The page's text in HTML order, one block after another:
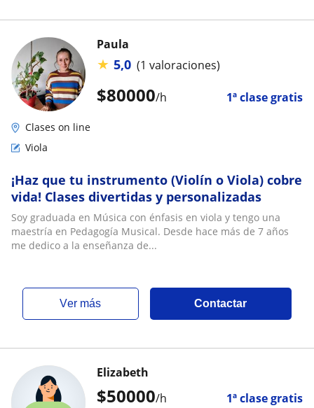
$80000/h 1ª clase gratis
Paula
★ 5,0 (1 valoraciones)
Clases on line
Viola
¡Haz que tu instrumento (Violín o Viola) cobre
vida! Clases divertidas y personalizadas
Soy graduada en Música con énfasis en viola y tengo una
maestría en Pedagogía Musical. Desde hace más de 7 años
me dedico a la enseñanza de...
ver más Contactar
$50000/h 1ª clase gratis
Elizabeth